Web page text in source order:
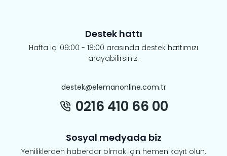
Destek hattı
Hafta içi 09:00 - 18:00 arasında destek hattımızı
arayabilirsiniz.
destek@elemanonline.com.tr
0216 410 66 00
Sosyal medyada biz
Yeniliklerden haberdar olmak için hemen kayıt olun,